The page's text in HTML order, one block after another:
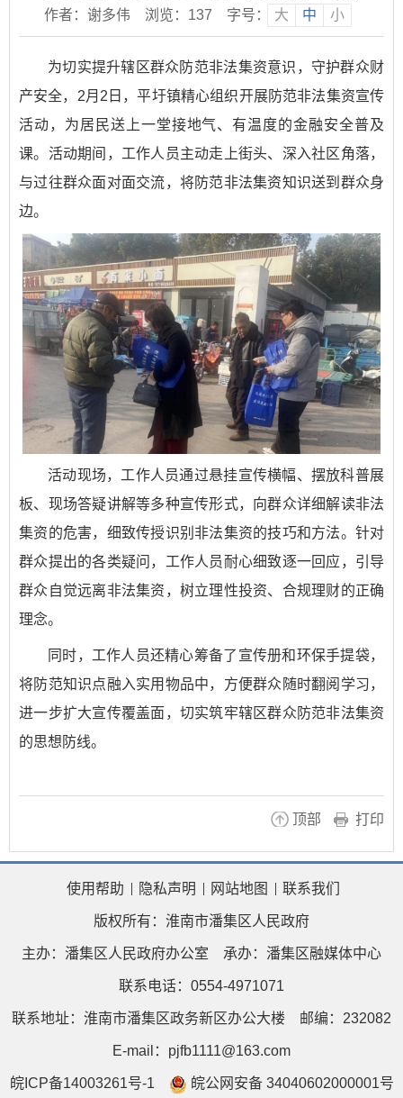
作者：谢多伟
浏览： 137 字号： 大 中 小
为切实提升辖区群众防范非法集资意识，守护群众财
产安全，2月2日，平圩镇精心组织开展防范非法集资宣传
活动，为居民送上一堂接地气、有温度的金融安全普及
课。活动期间，工作人员主动走上街头、深入社区角落，
与过往群众面对面交流，将防范非法集资知识送到群众身
边。
活动现场，工作人员通过悬挂宣传横幅、摆放科普展
板、现场答疑讲解等多种宣传形式，向群众详细解读非法
集资的危害，细致传授识别非法集资的技巧和方法。针对
群众提出的各类疑问，工作人员耐心细致逐一回应，引导
群众自觉远离非法集资，树立理性投资、合规理财的正确
理念。
同时，工作人员还精心筹备了宣传册和环保手提袋，
将防范知识点融入实用物品中，方便群众随时翻阅学习，
进一步扩大宣传覆盖面，切实筑牢辖区群众防范非法集资
的思想防线。
顶部 打印
使用帮助 隐私声明 网站地图 联系我们
版权所有：淮南市潘集区人民政府
主办：潘集区人民政府办公室 承办：潘集区融媒体中心
联系电话：0554-4971071
联系地址：淮南市潘集区政务新区办公大楼 邮编：232082
E-mail：pjfb1111@163.com
皖ICP备14003261号-1 皖公网安备 34040602000001号